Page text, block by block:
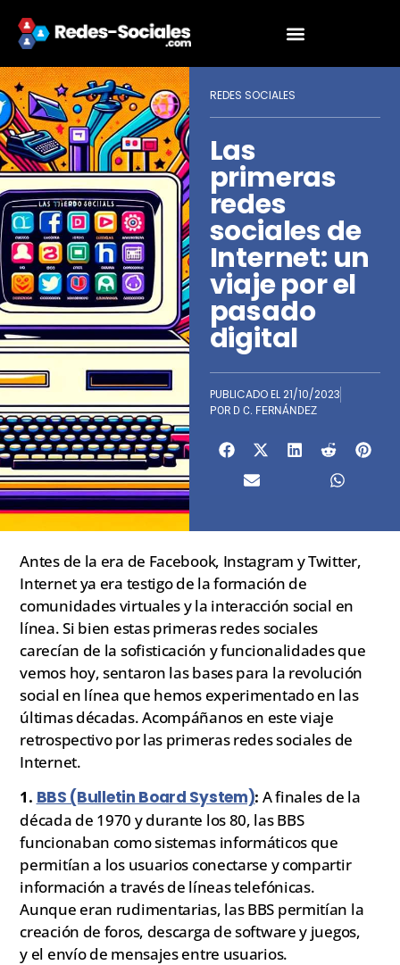
REDES SOCIALES
Las
primeras
redes
sociales de
Internet: un
viaje por el
pasado
digital
PUBLICADO EL21/10/2023
POR D C. FERNÁNDEZ
Antes de la era de Facebook, Instagram y Twitter,
Internet ya era testigo de la formación de
comunidades virtuales y la interacción social en
línea. Si bien estas primeras redes sociales
carecían de la sofisticación y funcionalidades que
vemos hoy, sentaron las bases para la revolución
social en línea que hemos experimentado en las
últimas décadas. Acompáñanos en este viaje
retrospectivo por las primeras redes sociales de
Internet.
1. BBS (Bulletin Board System): A finales de la
década de 1970 y durante los 80, las BBS
funcionaban como sistemas informáticos que
permitían a los usuarios conectarse y compartir
información a través de líneas telefónicas.
Aunque eran rudimentarias, las BBS permitían la
creación de foros, descarga de software y juegos,
y el envío de mensajes entre usuarios.